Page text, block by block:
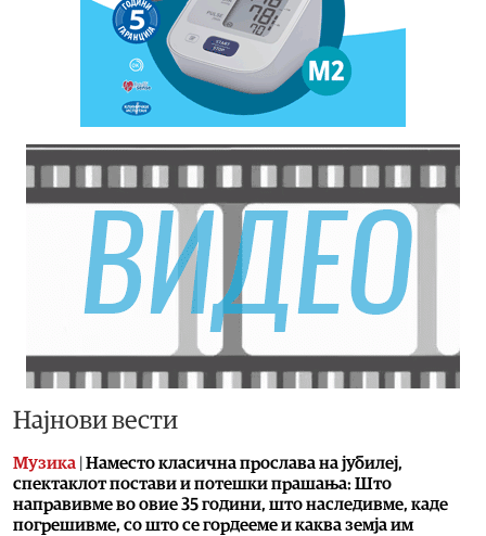
Најнови вести
Музика Наместо класична прослава на јубилеј,
спектаклот постави и потешки прашања: Што
направивме во овие 35 години, што наследивме, каде
погрешивме, со што се гордееме и каква земја им